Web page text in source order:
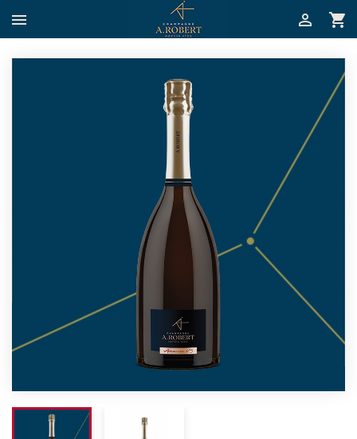
 
